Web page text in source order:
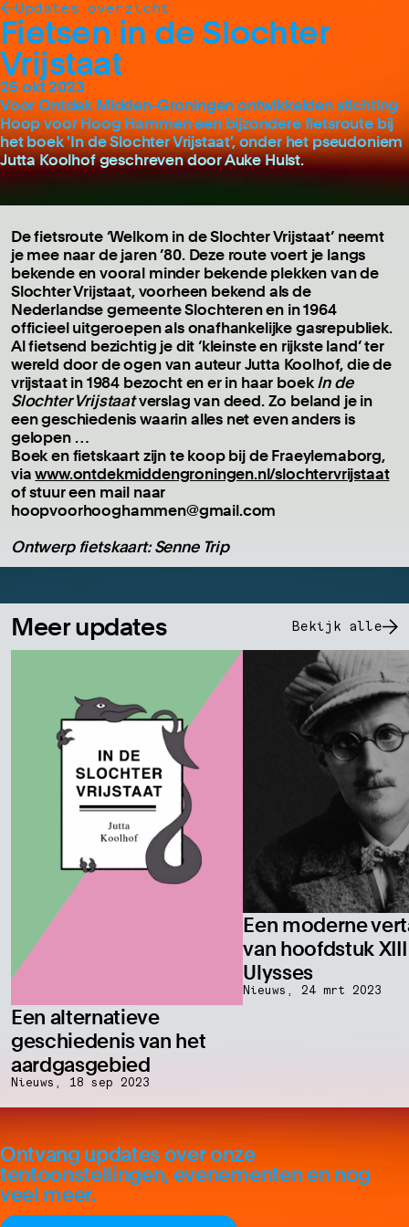
Updates overzicht
Fietsen in de Slochter
Vrijstaat
25 okt 2023
Voor Ontdek Midden-Groningen ontwikkelden stichting
Hoop voor Hoog Hammen een bijzondere fietsroute bij
het boek 'In de Slochter Vrijstaat', onder het pseudoniem
Jutta Koolhof geschreven door Auke Hulst.
De fietsroute ‘Welkom in de Slochter Vrijstaat’ neemt
je mee naar de jaren ’80. Deze route voert je langs
bekende en vooral minder bekende plekken van de
Slochter Vrijstaat, voorheen bekend als de
Nederlandse gemeente Slochteren en in 1964
officieel uitgeroepen als onafhankelijke gasrepubliek.
Al fietsend bezichtig je dit ‘kleinste en rijkste land’ ter
wereld door de ogen van auteur Jutta Koolhof, die de
vrijstaat in 1984 bezocht en er in haar boekIn de
Slochter Vrijstaatverslag van deed. Zo beland je in
een geschiedenis waarin alles net even anders is
gelopen …
Boek en fietskaart zijn te koop bij de Fraeylemaborg,
viawww.ontdekmiddengroningen.nl/slochtervrijstaat
of stuur een mail naar
hoopvoorhooghammen@gmail.com
Ontwerp fietskaart: Senne Trip
Meer updates Bekijk alle
Een alternatieve
geschiedenis van het
aardgasgebied
Nieuws, 18 sep 2023
Een moderne
van hoofdstuk XIII
Ulysses
Nieuws, 24 mrt 2023
Ontvang updates over onze
tentoonstellingen, evenementen en nog
veel meer.